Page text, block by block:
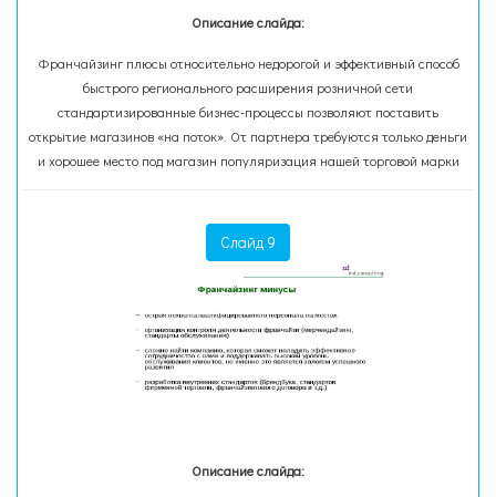
Описание слайда:
Франчайзинг плюсы относительно недорогой и эффективный способ
быстрого регионального расширения розничной сети
стандартизированные бизнес-процессы позволяют поставить
открытие магазинов «на поток». От партнера требуются только деньги
и хорошее место под магазин популяризация нашей торговой марки
Слайд 9
Описание слайда: